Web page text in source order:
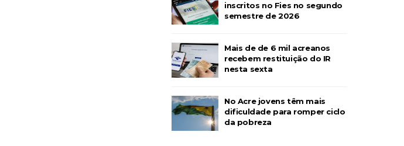
inscritos no Fies no segundo
semestre de 2026
Mais de de 6 mil acreanos
recebem restituição do IR
nesta sexta
No Acre jovens têm mais
dificuldade para romper ciclo
da pobreza